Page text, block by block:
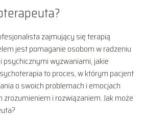
zajmujący się terapią
jest pomaganie osobom w radzeniu
psychicznymi wyzwaniami, jakie
to proces, w którym pacjent
o swoich problemach i emocjach
zrozumieniem i rozwiązaniem. Jak może